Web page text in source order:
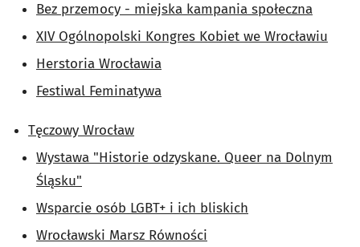
Bez przemocy - miejska kampania społeczna
XIV Ogólnopolski Kongres Kobiet we Wrocławiu
Herstoria Wrocławia
Festiwal Feminatywa
Tęczowy Wrocław
Wystawa "Historie odzyskane. Queer na Dolnym
Śląsku"
Wsparcie osób LGBT+ i ich bliskich
Wrocławski Marsz Równości